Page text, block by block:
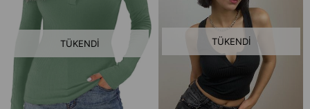
TÜKENDI TÜKENDI